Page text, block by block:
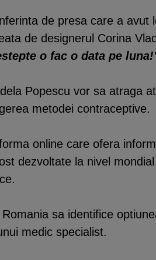
de presa care a avut
de designerul Corina
o fac o data pe
Popescu vor sa atraga
metodei contraceptive.
online care ofera
dezvoltate la nivel
sa identifice
medic specialist.